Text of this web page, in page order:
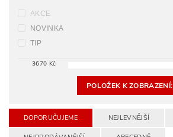
AKCE
NOVINKA
TIP
3670 Kč
POLOŽEK K ZOBRAZENÍ:
DOPORUČUJEME NEJLEVNĚJŠÍ